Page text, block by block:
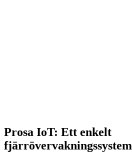
Prosa IoT: Ett enkelt
fjärrövervakningssystem